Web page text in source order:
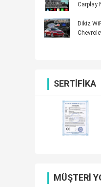
Carplay
Dikiz
SERTIFIKA
MÜŞTERI